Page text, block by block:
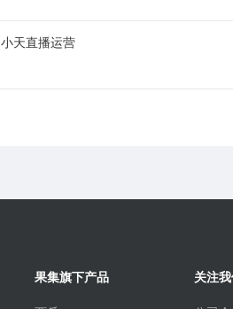
小天直播运营
果集旗下产品 关注